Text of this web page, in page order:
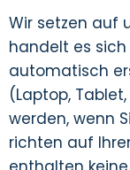
Wir setzen auf
handelt es sich
automatisch
(Laptop,
werden, wenn
richten auf